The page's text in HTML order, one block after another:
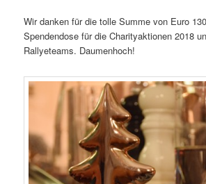
Wir danken für die tolle Summe von Euro
Spendendose für die Charityaktionen 2018
Rallyeteams. Daumenhoch!